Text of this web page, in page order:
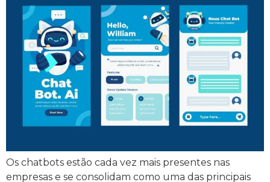
Os chatbots estão cada vez mais presentes nas
empresas e se consolidam como uma das principais